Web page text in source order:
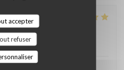
accepter
refuser
2
Cuisine:5